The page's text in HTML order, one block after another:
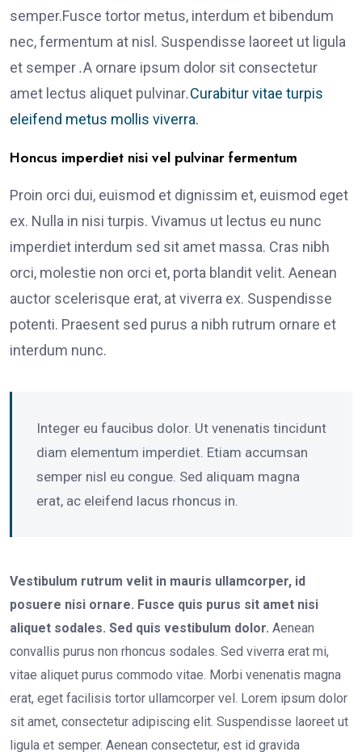
semper.Fusce tortor metus, interdum et bibendum
nec, fermentum at nisl. Suspendisse laoreet ut ligula
et semper.A ornare ipsum dolor sit consectetur
amet lectus aliquet pulvinar.Curabitur vitae turpis
eleifend metus mollis viverra.
Honcus imperdiet nisi vel pulvinar fermentum
Proin orci dui, euismod et dignissim et, euismod eget
ex. Nulla in nisi turpis. Vivamus ut lectus eu nunc
imperdiet interdum sed sit amet massa. Cras nibh
orci, molestie non orci et, porta blandit velit. Aenean
auctor scelerisque erat, at viverra ex. Suspendisse
potenti. Praesent sed purus a nibh rutrum ornare et
interdum nunc.
Integer eu faucibus dolor. Ut venenatis tincidunt
diam elementum imperdiet. Etiam accumsan
semper nisl eu congue. Sed aliquam magna
erat, ac eleifend lacus rhoncus in.
Vestibulum rutrum velit in mauris ullamcorper, id
posuere nisi ornare. Fusce quis purus sit amet nisi
aliquet sodales. Sed quis vestibulum dolor. Aenean
convallis purus non rhoncus sodales. Sed viverra erat mi,
vitae aliquet purus commodo vitae. Morbi venenatis magna
erat, eget facilisis tortor ullamcorper vel. Lorem ipsum dolor
sit amet, consectetur adipiscing elit. Suspendisse laoreet ut
ligula et semper. Aenean consectetur, est id gravida